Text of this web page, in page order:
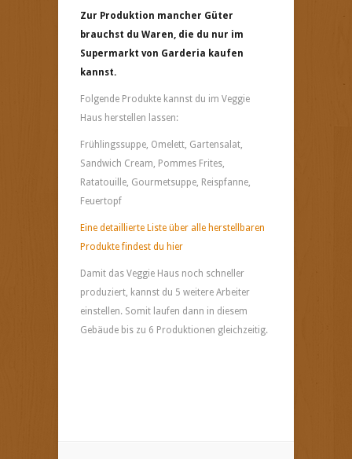
Zur Produktion mancher Güter
brauchst du Waren, die du nur im
Supermarkt von Garderia kaufen
kannst.
Folgende Produkte kannst du im Veggie
Haus herstellen lassen:
Frühlingssuppe, Omelett, Gartensalat,
Sandwich Cream, Pommes Frites,
Ratatouille, Gourmetsuppe, Reispfanne,
Feuertopf
Eine detaillierte Liste über alle herstellbaren
Produkte findest du hier
Damit das Veggie Haus noch schneller
produziert, kannst du 5 weitere Arbeiter
einstellen. Somit laufen dann in diesem
Gebäude bis zu 6 Produktionen gleichzeitig.